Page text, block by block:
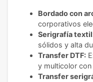
Bordado con
corporativos
Serigrafía
sólidos y alta
Transfer DTF:
y multicolor
Transfer